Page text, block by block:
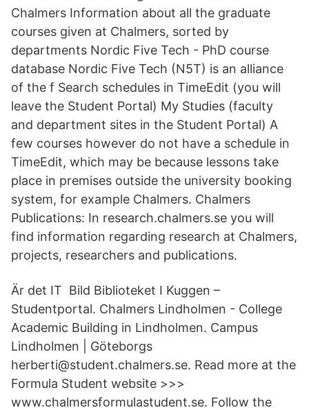
Chalmers Information about all the graduate
courses given at Chalmers, sorted by
departments Nordic Five Tech - PhD course
database Nordic Five Tech (N5T) is an alliance
of the f Search schedules in TimeEdit (you will
leave the Student Portal) My Studies (faculty
and department sites in the Student Portal) A
few courses however do not have a schedule in
TimeEdit, which may be because lessons take
place in premises outside the university booking
system, for example Chalmers. Chalmers
Publications: In research.chalmers.se you will
find information regarding research at Chalmers,
projects, researchers and publications.
Är det IT Bild Biblioteket I Kuggen –
Studentportal. Chalmers Lindholmen - College
Academic Building in Lindholmen. Campus
Lindholmen | Göteborgs
herberti@student.chalmers.se. Read more at the
Formula Student website >>>
www.chalmersformulastudent.se. Follow the